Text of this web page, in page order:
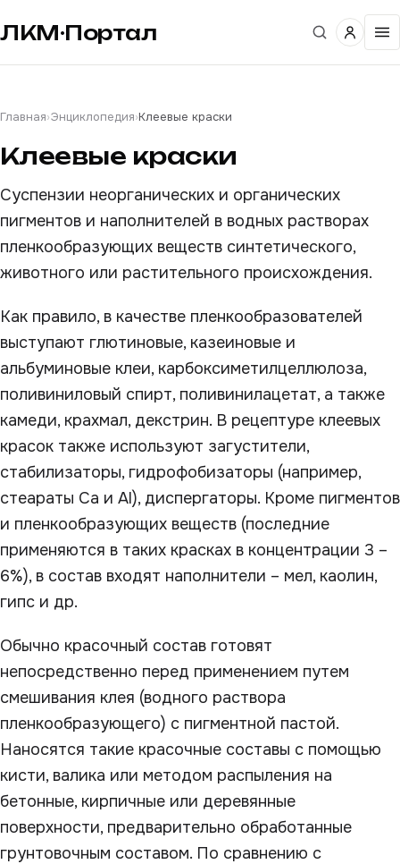
ЛКМ·Портал
Главная›Энциклопедия›Клеевые краски
Клеевые краски
Суспензии неорганических и органических
пигментов и наполнителей в водных растворах
пленкообразующих веществ синтетического,
животного или растительного происхождения.
Как правило, в качестве пленкообразователей
выступают глютиновые, казеиновые и
альбуминовые клеи, карбоксиметилцеллюлоза,
поливиниловый спирт, поливинилацетат, а также
камеди, крахмал, декстрин. В рецептуре клеевых
красок также используют загустители,
стабилизаторы, гидрофобизаторы (например,
стеараты Са и Аl), диспергаторы. Кроме пигментов
и пленкообразующих веществ (последние
применяются в таких красках в концентрации 3 –
6%), в состав входят наполнители – мел, каолин,
гипс и др.
Обычно красочный состав готовят
непосредственно перед применением путем
смешивания клея (водного раствора
пленкообразующего) с пигментной пастой.
Наносятся такие красочные составы с помощью
кисти, валика или методом распыления на
бетонные, кирпичные или деревянные
поверхности, предварительно обработанные
грунтовочным составом. По сравнению с